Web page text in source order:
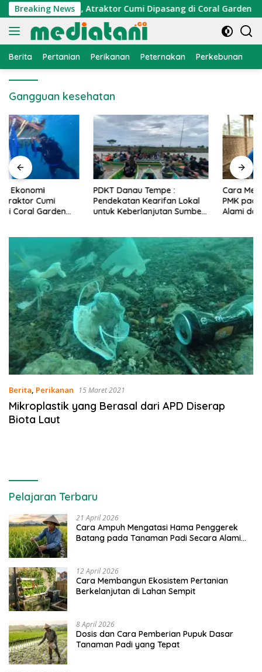
Langsung
ke
konten
Breaking News
Nelayan, Atraktor Cumi Dipasang di Coral Garden
Berita Pertanian Perikanan Peternakan Perkebunan
Gangguan kesehatan
PDKT Danau Tempe :
Pendekatan Kearifan Lokal
untuk Keberlanjutan Sumber
Cara Mengatasi Penyakit
PMK pada Sapi Perah Secara
Alami dan Medis
Berita, Perikanan 15 Maret 2021
Mikroplastik yang Berasal dari APD Diserap
Biota Laut
Pelajaran Terbaru
21 April 2026
Cara Ampuh Mengatasi Hama Penggerek
Batang pada Tanaman Padi Secara Alami
12 April 2026
Cara Membangun Ekosistem Pertanian
Berkelanjutan di Lahan Sempit
8 April 2026
Dosis dan Cara Pemberian Pupuk Dasar
Tanaman Padi yang Tepat